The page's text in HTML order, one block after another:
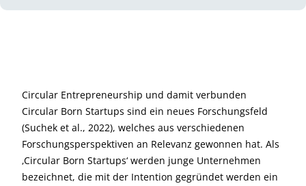
Circular Entrepreneurship und damit verbunden
Circular Born Startups sind ein neues Forschungsfeld
(Suchek et al., 2022), welches aus verschiedenen
Forschungsperspektiven an Relevanz gewonnen hat. Als
‚Circular Born Startups‘ werden junge Unternehmen
bezeichnet, die mit der Intention gegründet werden ein